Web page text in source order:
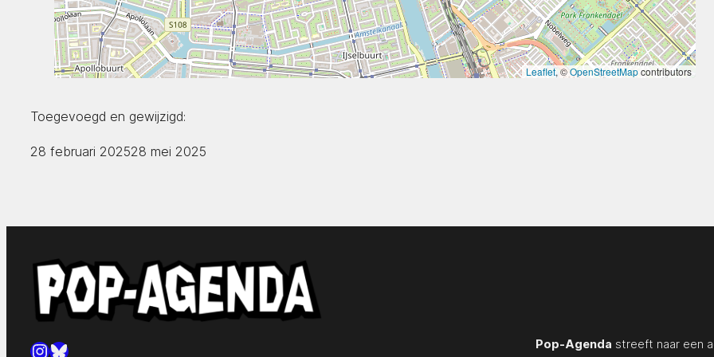
Leaflet, ©OpenStreetMapcontributors
Toegevoegd en gewijzigd:
28 februari 202528 mei 2025
Instagram
Bluesky Pop-Agenda streeft naar een